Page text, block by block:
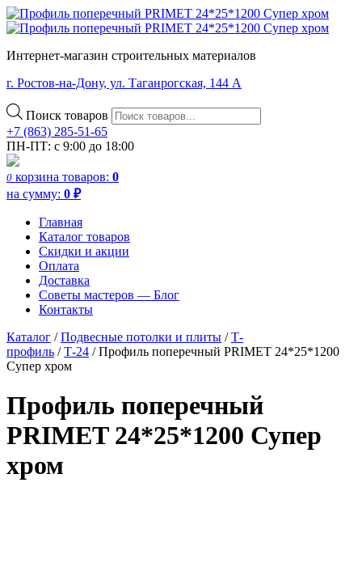
Интернет-магазин строительных материалов
г. Ростов-на-Дону, ул. Таганрогская, 144 А
Поиск товаров
+7 (863) 285-51-65
ПН-ПТ: с 9:00 до 18:00
0 корзина товаров: 0
на сумму: 0 ₽
Главная
Каталог товаров
Скидки и акции
Оплата
Доставка
Советы мастеров — Блог
Контакты
Каталог /Подвесные потолки и плиты /Т-
профиль /Т-24 / Профиль поперечный PRIMET 24*25*1200
Супер хром
Профиль поперечный
PRIMET 24*25*1200 Супер
хром